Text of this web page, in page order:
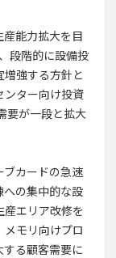
能力拡大を目
段階的に設備投
強する方針と
ンター向け投資
要が一段と拡大
ブカードの急速
への集中的な設
産エリア改修を
モリ向けプロ
る顧客需要に